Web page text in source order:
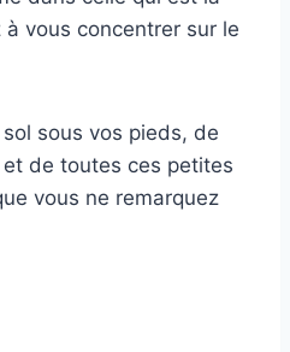
vous concentrer sur le
sous vos pieds, de
et de toutes ces petites
vous ne remarquez